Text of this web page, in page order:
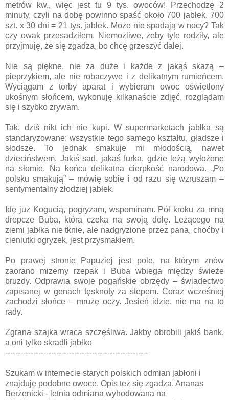
metrów kw., więc jest tu 9 tys. owoców! Przechodzę 2
minuty, czyli na dobę powinno spaść około 700 jabłek. 700
szt. x 30 dni = 21 tys. jabłek. Może nie spadają w nocy? Tak
czy owak przesadziłem. Niemożliwe, żeby tyle rodziły, ale
przyjmuję, że się zgadza, bo chcę grzeszyć dalej.
Nie są piękne, nie za duże i każde z jakąś skazą –
pieprzykiem, ale nie robaczywe i z delikatnym rumieńcem.
Wyciągam z torby aparat i wybieram owoc oświetlony
ukośnym słońcem, wykonuję kilkanaście zdjęć, rozglądam
się i szybko zrywam.
Tak, dziś nikt ich nie kupi. W supermarketach jabłka są
standaryzowane: wszystkie tego samego kształtu, gładsze i
słodsze. To jednak smakuje mi młodością, nawet
dzieciństwem. Jakiś sad, jakaś furka, gdzie leżą wyłożone
na słomie. Na końcu delikatna cierpkość narodowa. „Po
polsku smakują” – mówię sobie i od razu się wzruszam –
sentymentalny złodziej jabłek.
Idę już Kogucią, pogryzam, wspominam. Pół kroku za mną
drepcze Buba, która czeka na swoją dolę. Leżącego na
ziemi jabłka nie tknie, ale nadgryzione przez pana, choćby i
cieniutki ogryzek, jest przysmakiem.
Po prawej stronie Papuziej jest pole, na którym znów
zaorano mizerny rzepak i Buba wbiega między świeże
bruzdy. Odprawia swoje pogańskie obrzędy – świadectwo
zapisanej w genach tęsknoty za stepem. Coraz wcześniej
zachodzi słońce – mrużę oczy. Jesień idzie, nie ma na to
rady.
Zgrana szajka wraca szczęśliwa. Jakby obrobili jakiś bank,
a oni tylko skradli jabłko
--------------------------------------------------------
Szukam w internecie starych polskich odmian jabłoni i
znajduję podobne owoce. Opis też się zgadza. Ananas
Berżenicki - letnia odmiana wyhodowana na